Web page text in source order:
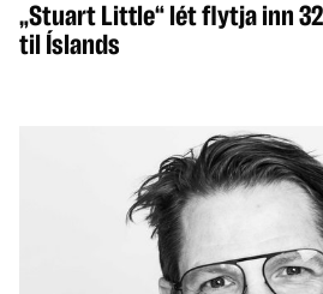
„Stuart Little“ lét flytja inn
til Íslands